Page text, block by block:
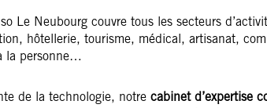
Le Neubourg couvre tous les secteurs
hôtellerie, tourisme, médical, artisanat,
la personne…
de la technologie, notre cabinet d’expertise